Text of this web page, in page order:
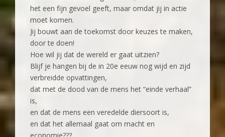
het een fijn gevoel geeft, maar omdat jij in actie
moet komen.
Jij bouwt aan de toekomst door keuzes te maken,
door te doen!
Hoe wil jij dat de wereld er gaat uitzien?
Blijf je hangen bij de in 20e eeuw nog wijd en zijd
verbreidde opvattingen,
dat met de dood van de mens het “einde verhaal”
is,
en dat de mens een veredelde diersoort is,
en dat het allemaal gaat om macht en